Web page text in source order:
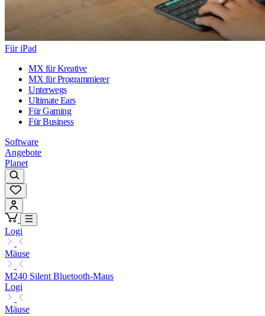
Für iPad
MX für Kreative
MX für Programmierer
Unterwegs
Ultimate Ears
Für Gaming
Für Business
Software
Angebote
Planet
Logi
Mäuse
M240 Silent Bluetooth-Maus
Logi
Mäuse